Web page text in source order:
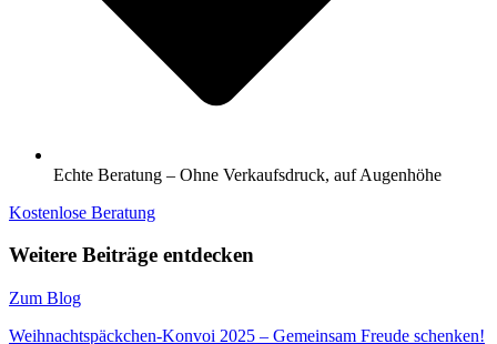
Echte Beratung – Ohne Verkaufsdruck, auf Augenhöhe
Kostenlose Beratung
Weitere Beiträge entdecken
Zum Blog
Weihnachtspäckchen-Konvoi 2025 – Gemeinsam Freude schenken!